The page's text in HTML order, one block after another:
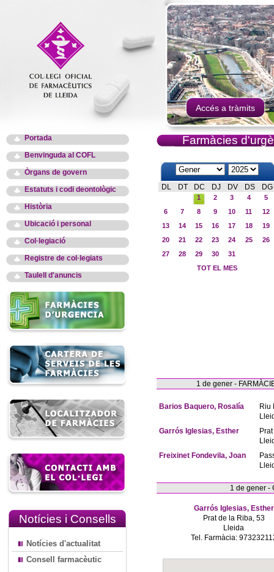
Accés a tràmits
Portada
Benvinguda al COFL
Òrgans de govern
Estatuts i codi deontològic
Història
Ubicació i personal
Col·legiació
Registre de col·legiats
Taulell d'anuncis
Notícies i Consells
Notícies d'actualitat
Consell farmacèutic
Farmàcies
DL DT DC DJ DV DS DG
1 2 3 4
5
6
7 8 9 10 11
12
13
14 15 16 17 18
19
20
21 22 23 24 25
26
27
28 29 30
31
TOT EL MES
1 de gener -
Barios Baquero, Rosalía
Riu
Garrós Iglesias, Esther
Freixinet Fondevila, Joan
1 de gener -
Garrós Iglesias, Esther
Prat de la Riba, 53
Lleida
Tel. Farmàcia: